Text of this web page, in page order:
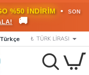
%50 İNDİRİM •
SON
🚚
Türkçe ₺ TÜRK LIRASI